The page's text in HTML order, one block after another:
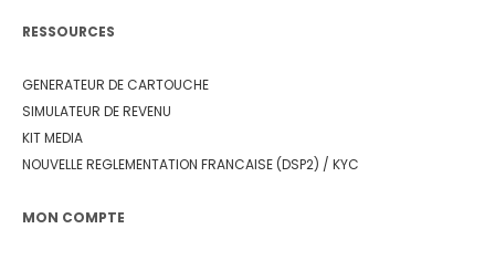
RESSOURCES
GENERATEUR DE CARTOUCHE
SIMULATEUR DE REVENU
KIT MEDIA
NOUVELLE REGLEMENTATION FRANCAISE (DSP2) / KYC
MON COMPTE